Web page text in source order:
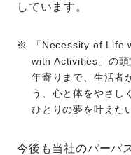
しています。
「Necessity of
with Activities」の頭
年寄りまで、生活者
う、心と体をやさし
ひとりの夢を叶えた
今後も当社のパーパ